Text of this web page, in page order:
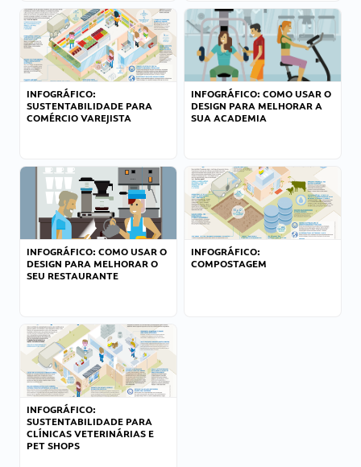
INFOGRÁFICO:
SUSTENTABILIDADE PARA
COMÉRCIO VAREJISTA
INFOGRÁFICO: COMO USAR O
DESIGN PARA MELHORAR A
SUA ACADEMIA
INFOGRÁFICO: COMO USAR O
DESIGN PARA MELHORAR O
SEU RESTAURANTE
INFOGRÁFICO:
COMPOSTAGEM
INFOGRÁFICO:
SUSTENTABILIDADE PARA
CLÍNICAS VETERINÁRIAS E
PET SHOPS